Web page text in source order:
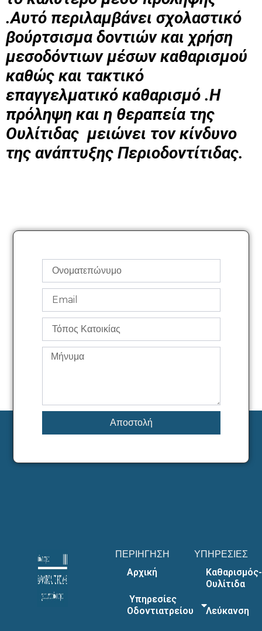
.Αυτό περιλαμβάνει σχολαστικό
βούρτσισμα δοντιών και χρήση
μεσοδόντιων μέσων καθαρισμού
καθώς και τακτικό
επαγγελματικό καθαρισμό .Η
πρόληψη και η θεραπεία της
Ουλίτιδας μειώνει τον κίνδυνο
της ανάπτυξης Περιοδοντίτιδας.
Αποστολή
ΠΕΡΙΗΓΗΣΗ
Αρχική
Υπηρεσίες
Οδοντιατρείου
ΥΠΗΡΕΣΙΕΣ
Καθαρισμός-
Ουλίτιδα
Λεύκανση